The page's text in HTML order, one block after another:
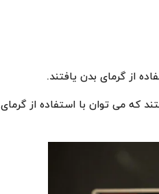
از گرمای بدن یافتند.
که می توان با استفاده از گرمای